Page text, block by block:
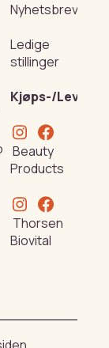
Nyhetsbrev
Ledige
stillinger
Kjøps-/
Beauty
Products
Thorsen
Biovital